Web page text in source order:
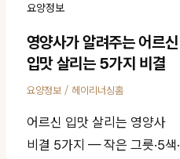
요양정보
영양사가 알려주는 어르신
입맛 살리는 5가지 비결
요양정보/ 헤이리너싱홈
어르신 입맛 살리는 영양사
비결 5가지 — 작은 그릇·5색·